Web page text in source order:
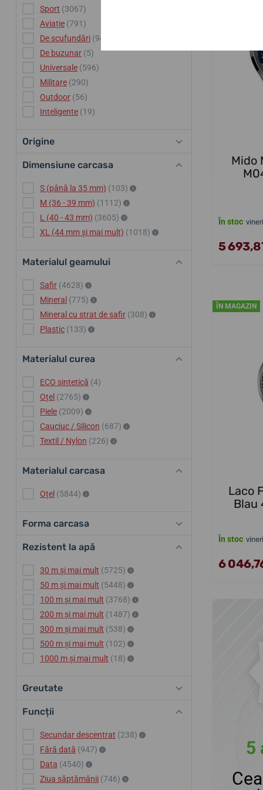
Sport (3067)
Aviație (791)
De scufundări (940)
De buzunar (5)
Universale (596)
Militare (290)
Outdoor (56)
Inteligente (19)
Origine
Dimensiune carcasa
S (până la 35 mm) (103)
M (36 - 39 mm) (1112)
L (40 - 43 mm) (3605)
XL (44 mm și mai mult) (1018)
Materialul geamului
Safir (4628)
Mineral (775)
Mineral cu strat de safir (308)
Plastic (133)
Materialul curea
ECO sintetică (4)
Oțel (2765)
Piele (2009)
Cauciuc / Silicon (687)
Textil / Nylon (226)
Materialul carcasa
Oțel (5844)
Forma carcasa
Rezistent la apă
30 m și mai mult (5725)
50 m și mai mult (5448)
100 m și mai mult (3768)
200 m și mai mult (1487)
300 m și mai mult (538)
500 m și mai mult (102)
1000 m și mai mult (18)
Greutate
Funcții
Secundar descentrat (238)
Fără dată (947)
Data (4540)
Ziua săptămânii (746)
Mido
În stoc
5
ÎN MAGAZIN
Laco
Blau
În stoc
6
5